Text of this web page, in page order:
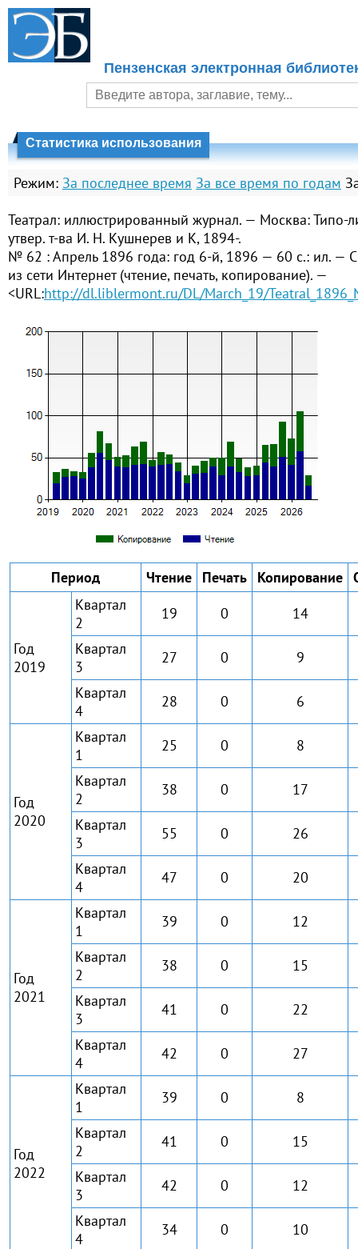
Пензенская электронная
Статистика использования
Режим: За последнее время За все время по годам
Театрал: иллюстрированный журнал. — Москва: Типо-
утвер. т-ва И. Н. Кушнерев и К, 1894-.
№ 62 : Апрель 1896 года: год 6-й, 1896 — 60 с.: ил. —
из сети Интернет (чтение, печать, копирование). —
<URL:http://dl.liblermont.ru/DL/March_19/
Период Чтение Печать Копирование
Год
2019
Квартал
2
19 0
14
Квартал
3
27 0
9
Квартал
4
28 0 6
Год
2020
Квартал
1
25 0
8
Квартал
2
38 0
17
Квартал
3
55 0
26
Квартал
4
47 0 20
Год
2021
Квартал
1
39 0
12
Квартал
2
38 0
15
Квартал
3
41 0
22
Квартал
4
42 0 27
Год
2022
Квартал
1
39 0
8
Квартал
2
41 0
15
Квартал
3
42 0
12
Квартал
4
34 0 10